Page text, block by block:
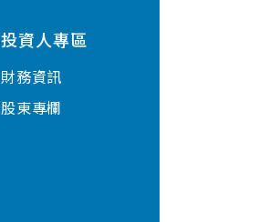
投資人專區
財務資訊
股東專欄